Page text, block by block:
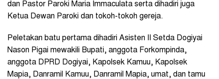
dan Pastor Paroki Maria Immaculata serta dihadiri juga
Ketua Dewan Paroki dan tokoh-tokoh gereja.
Peletakan batu pertama dihadiri Asisten II Setda Dogiyai
Nason Pigai mewakili Bupati, anggota Forkompinda,
anggota DPRD Dogiyai, Kapolsek Kamuu, Kapolsek
Mapia, Danramil Kamuu, Danramil Mapia, umat, dan tamu